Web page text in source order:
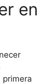
en
primera